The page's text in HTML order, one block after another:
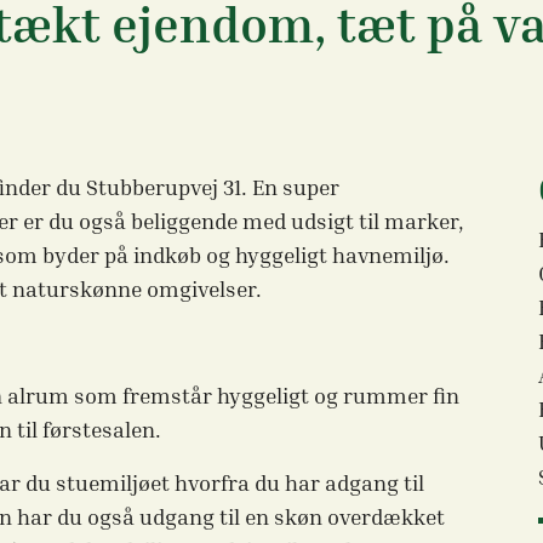
ejendom, tæt på
du Stubberupvej 31. En super
er du også beliggende med udsigt til marker,
byder på indkøb og hyggeligt havnemiljø.
naturskønne omgivelser.
alrum som fremstår hyggeligt og rummer fin
til førstesalen.
du stuemiljøet hvorfra du har adgang til
har du også udgang til en skøn overdækket